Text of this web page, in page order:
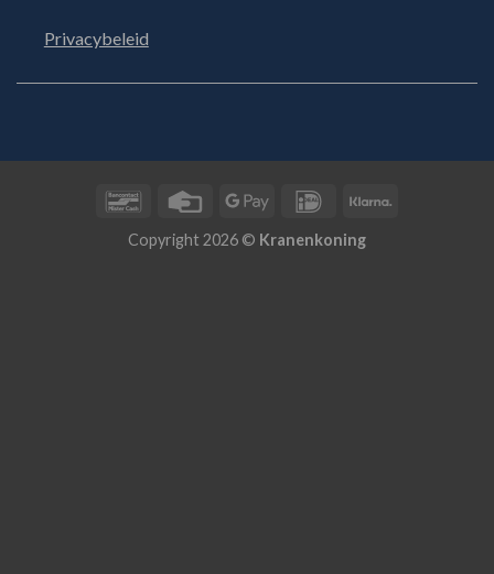
Privacybeleid
BancontactCredit
Google
IDeal
Copyright 2026 © Kranenkoning